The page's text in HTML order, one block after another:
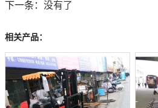
下一条： 没有了
相关产品：